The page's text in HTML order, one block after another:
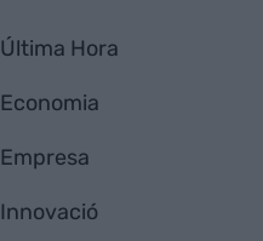
Última Hora
Economia
Empresa
Innovació